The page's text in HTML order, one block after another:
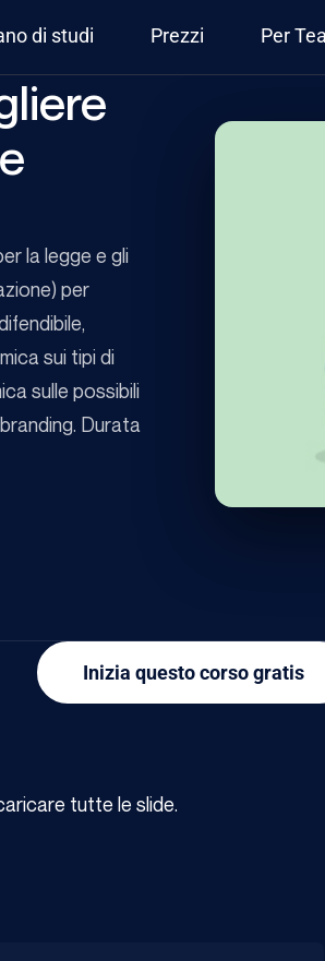
di studi Prezzi Per
la legge e gli
per
sui tipi di
sulle possibili
Durata
Inizia questo corso gratis
tutte le slide.